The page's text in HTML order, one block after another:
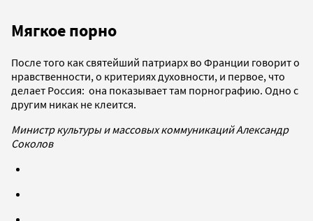
Мягкое порно
После того как святейший патриарх во Франции говорит о
нравственности, о критериях духовности, и первое, что
делает Россия: она показывает там порнографию. Одно с
другим никак не клеится.
Министр культуры и массовых коммуникаций Александр
Соколов